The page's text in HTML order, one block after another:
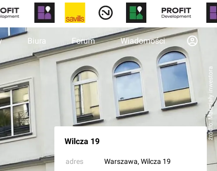
Biura Forum Wiadomości
źródło: Materiały inwestora
Wilcza 19
adres Warszawa, Wilcza 19